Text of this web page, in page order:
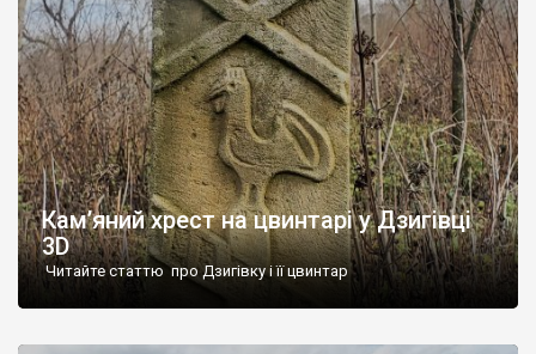
палацу виїхала лікарня – ми точно не […]
Кам’яний хрест на цвинтарі у Дзигівці
3D
Читайте статтю про Дзигівку і її цвинтар